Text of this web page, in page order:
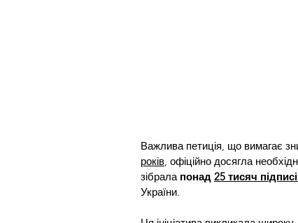
Важлива петиція, що вимагає
років, офіційно досягла
зібрала понад 25 тисяч
України.